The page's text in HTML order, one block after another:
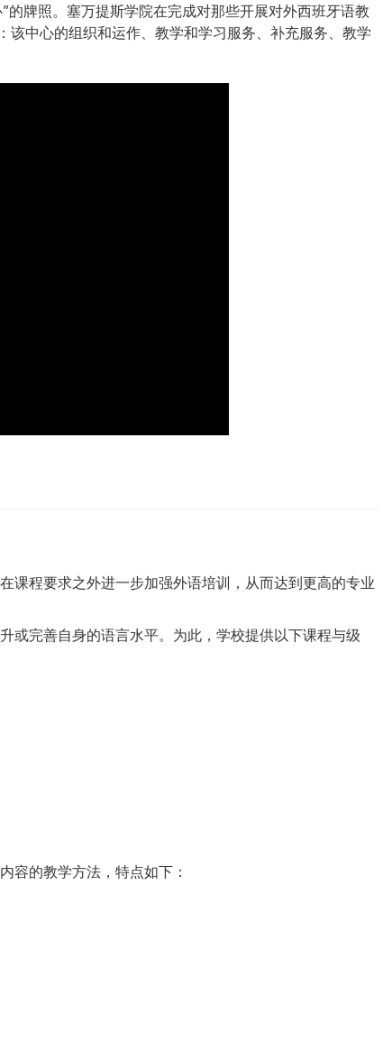
牌照。塞万提斯学院在完成对那些开展对外西班牙语教
中心的组织和运作、教学和学习服务、补充服务、教学
课程要求之外进一步加强外语培训，从而达到更高的专业
或完善自身的语言水平。为此，学校提供以下课程与级
容的教学方法，特点如下：